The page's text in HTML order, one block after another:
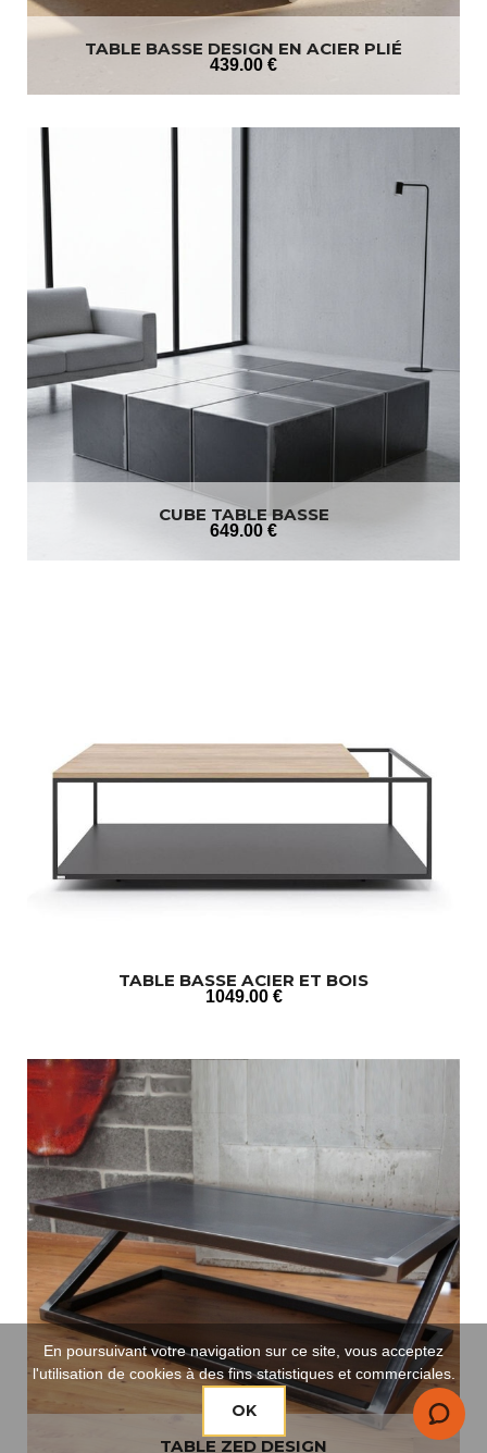
TABLE BASSE DESIGN EN ACIER PLIÉ
439.00 €
CUBE TABLE BASSE
649.00 €
TABLE BASSE ACIER ET BOIS
1049.00 €
TABLE ZED DESIGN
En poursuivant votre navigation sur ce site, vous acceptez
l'utilisation de cookies à des fins statistiques et commerciales.
OK